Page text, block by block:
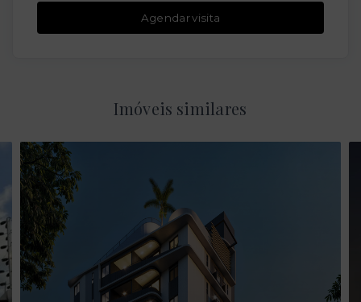
Agendar visita
Imóveis similares